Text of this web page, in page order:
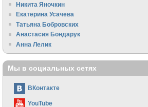
Никита Яночкин
Екатерина Усачева
Татьяна Бобровских
Анастасия Бондарук
Анна Лелик
Мы в социальных сетях
ВКонтакте
YouTube